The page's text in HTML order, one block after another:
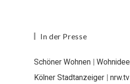
In der Presse
Schöner Wohnen | Wohnidee
Kölner Stadtanzeiger | nrw.tv